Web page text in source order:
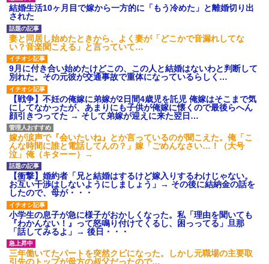
【衝撃】報酬100万円超の治験
募集がこちらｗｗｗｗｗ(※画像
あり)
【ネット騒然】惨殺されたタ
ワマン頂き女子のこの動画、す
げえええええｗｗｗｗｗｗｗｗ
ｗｗｗ
【愕然】白のクラウン俺氏、
高速道路左車線を制限速度で走
った結果wwwwwwwwwwww
百年の恋12-899 食べた量を
張り合ってくる
【悲報】佐藤輝明・・・２軍
でも盛大にやらかす←あまり悲
しませないでくれ
結婚生活10ヶ月目で嫁から一方的に「もう冷めた」と離婚切り出
された
妻と同居し始めたときから、よく妻が「どこかで音漏れしてな
い？音楽聞こえる」と言っていて…
9月に付き合い始めたけどこの、この人と結婚はないわと判断して
別れた。その元彼が交通事故で重体になっているらしく…
【戦争】不妊の俺嫁に弟嫁が2日間4歳児を託児 俺嫁はそこまで気
にしてなかったが、あまりにも子供が俺嫁に懐くので最後らへん
顔引きつってた → そして弟嫁が迎えに来た翌日…
嫁が涙声で『会いたいね』とか言っているのが聞こえた。俺「こ
んな時間に誰と電話してんの？」嫁「ごめんなさい…！（大号
泣」俺（キターー）→
【衝撃】婚約者「兄と結婚はするけど嫁入りするわけじゃない。
お互い干渉はしないようにしましょう」→ その後に結納金の話を
したので、母が・・・
小学生の息子が急に様子がおかしくなった。私「理由を聞いても
『わかんない！』って怒鳴り付けてくるし、困っってる」旦那
「話してみるよ」→ 後日・・・
三年働いてたパートを突然クビになった。しかし元職場の主要取
引先のトップが母方の叔父だったので…